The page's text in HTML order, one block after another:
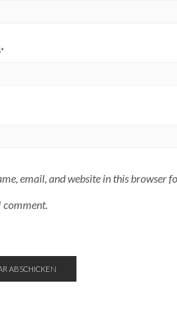
*
email, and website in this browser
comment.